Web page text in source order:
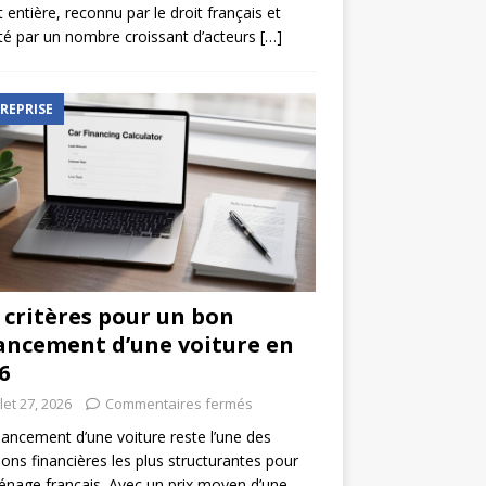
entière, reconnu par le droit français et
par un nombre croissant d’acteurs […]
critères pour un bon
d’une voiture en
27, 2026 Commentaires fermés
d’une voiture reste l’une des
financières les plus structurantes pour